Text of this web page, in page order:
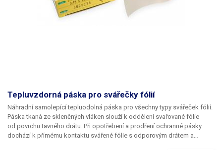
Tepluvzdorná páska pro svářečky fólií
Náhradní samolepící tepluodolná páska pro všechny typy svářeček fólií.
Páska tkaná ze skleněných vláken slouží k oddělení svařované fólie
od povrchu tavného drátu. Při opotřebení a prodření ochranné pásky
dochází k přímému kontaktu svářené fólie s odporovým drátem a